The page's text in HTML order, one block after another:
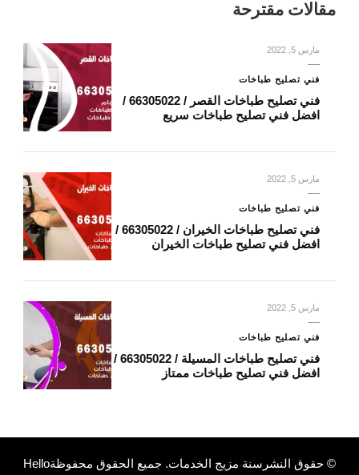
مقالات مقترحة
مارس 5, 2022
فني تصليح طباخات
فني تصليح طباخات القصر / 66305022 /
افضل فني تصليح طباخات سريع
مارس 5, 2022
فني تصليح طباخات
فني تصليح طباخات الخيران / 66305022 /
افضل فني تصليح طباخات الخيران
مارس 5, 2022
فني تصليح طباخات
فني تصليح طباخات المسيلة / 66305022 /
افضل فني تصليح طباخات ممتاز
© حقوق النشرسنة مزيج الخدمات. جميع الحقوق محفوظةHello